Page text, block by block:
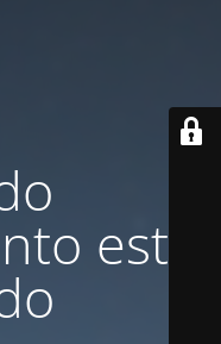
está